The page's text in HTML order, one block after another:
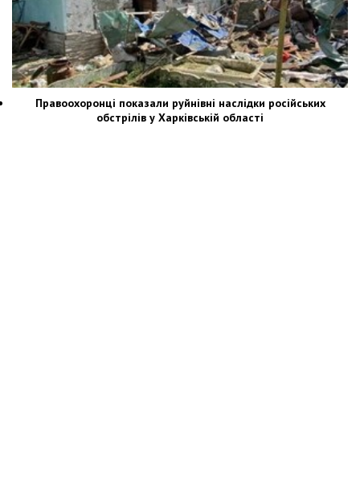
Правоохоронці показали руйнівні наслідки російських
обстрілів у Харківській області